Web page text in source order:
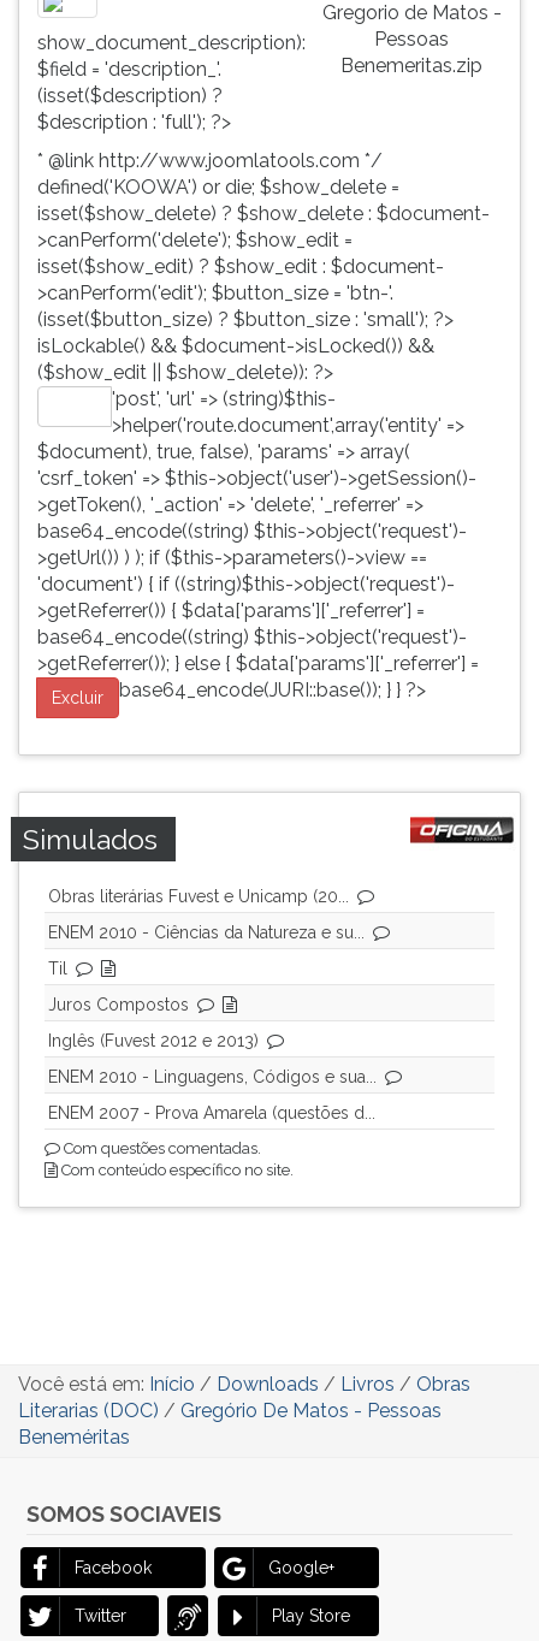
Gregorio de Matos -
Pessoas
Benemeritas.zip
show_document_description):
$field = 'description_'.
(isset($description) ?
$description : 'full'); ?>
* @link http://www.joomlatools.com */
defined('KOOWA') or die; $show_delete =
isset($show_delete) ? $show_delete : $document-
>canPerform('delete'); $show_edit =
isset($show_edit) ? $show_edit : $document-
>canPerform('edit'); $button_size = 'btn-'.
(isset($button_size) ? $button_size : 'small'); ?>
isLockable() && $document->isLocked()) &&
($show_edit || $show_delete)): ?>
'post', 'url' => (string)$this-
>helper('route.document',array('entity' =>
$document), true, false), 'params' => array(
'csrf_token' => $this->object('user')->getSession()-
>getToken(), '_action' => 'delete', '_referrer' =>
base64_encode((string) $this->object('request')-
>getUrl()) ) ); if ($this->parameters()->view ==
'document') { if ((string)$this->object('request')-
>getReferrer()) { $data['params']['_referrer'] =
base64_encode((string) $this->object('request')-
>getReferrer()); } else { $data['params']['_referrer'] =
base64_encode(JURI::base()); } } ?>
Excluir
Simulados
Obras literárias Fuvest e Unicamp (20...
ENEM 2010 - Ciências da Natureza e su...
Til
Juros Compostos
Inglês (Fuvest 2012 e 2013)
ENEM 2010 - Linguagens, Códigos e sua...
ENEM 2007 - Prova Amarela (questões d...
Com questões comentadas.
Com conteúdo específico no site.
Você está em: Início / Downloads / Livros / Obras
Literarias (DOC) / Gregório De Matos - Pessoas
Beneméritas
SOMOS SOCIAVEIS
Facebook Google+
Twitter Play Store